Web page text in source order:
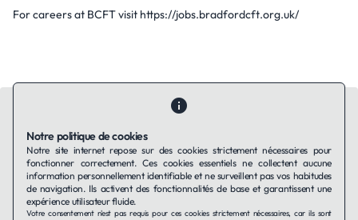
For careers at BCFT visit https://jobs.bradfordcft.org.uk/
Contactez-nousQui sommes-nous ?Ils utilisent Taffin.tech
Politique de confidentialitéConditions générales
Politique de cookies
Notre politique de cookies
Notre site internet repose sur des cookies strictement nécessaires pour
fonctionner correctement. Ces cookies essentiels ne collectent aucune
information personnellement identifiable et ne surveillent pas vos habitudes
de navigation. Ils activent des fonctionnalités de base et garantissent une
expérience utilisateur fluide.
Votre consentement n'est pas requis pour ces cookies strictement nécessaires, car ils sont